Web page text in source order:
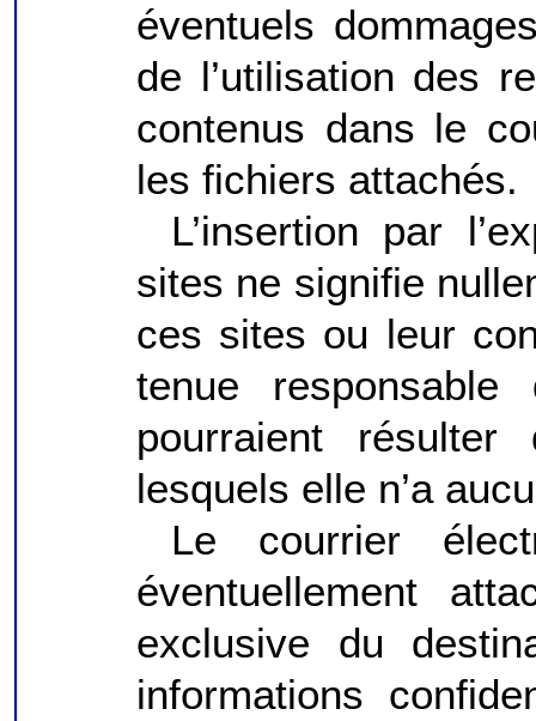
éventuels
de l’utilisation des
contenus dans le
les fichiers attachés.
L’insertion par
sites ne signifie
ces sites ou leur
tenue
pourraient
lesquels elle n’a
Le courrier
éventuellement
exclusive du
informations